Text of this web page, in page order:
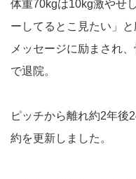
体重70kgは10kg激やせ
ーしてるとこ見たい」
メッセージに励まされ
で退院。
ピッチから離れ約2年後
約を更新しました。